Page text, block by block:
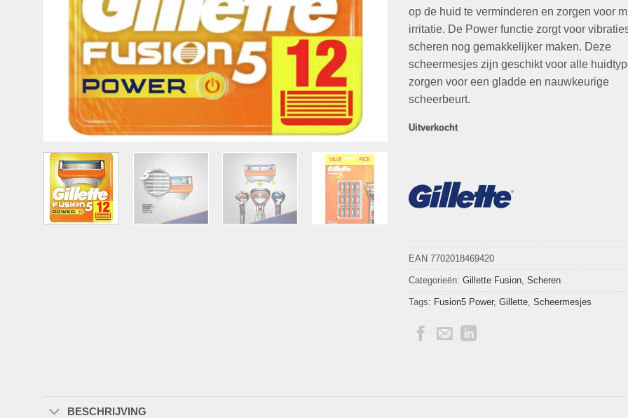
op de huid te verminderen en zorgen voor
irritatie. De Power functie zorgt voor
scheren nog gemakkelijker maken. Deze
scheermesjes zijn geschikt voor alle
zorgen voor een gladde en nauwkeurige
scheerbeurt.
Uitverkocht
EAN 7702018469420
Categorieën: Gillette Fusion, Scheren
Tags: Fusion5 Power, Gillette, Scheermesjes
BESCHRIJVING